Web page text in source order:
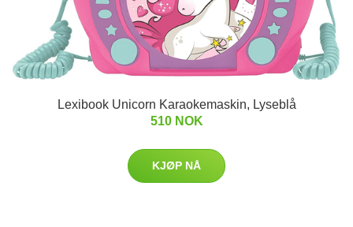
Lexibook Unicorn Karaokemaskin, Lyseblå
510 NOK
KJØP NÅ